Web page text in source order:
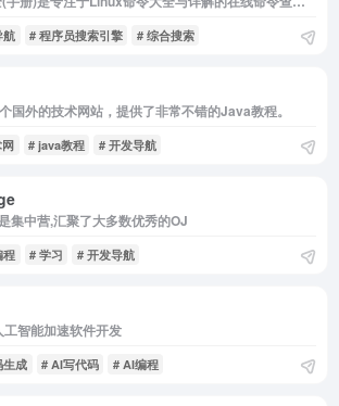
航 # 程序员搜索引擎 # 综合搜索
国外的技术网站，提供了非常不错的Java教程。
# java教程 # 开发导航
集中营,汇聚了大多数优秀的OJ
程 # 学习 # 开发导航
智能加速软件开发
生成 # AI写代码 # AI编程